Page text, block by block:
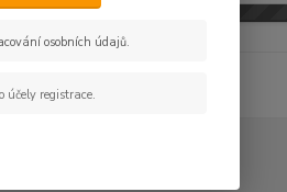
osobních údajů.
účely registrace.